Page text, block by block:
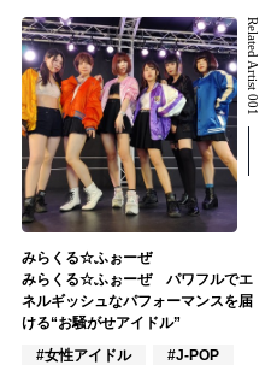
Related Artist 001
みらくる☆ふぉーぜ
みらくる☆ふぉーぜ パワフルでエ
ネルギッシュなパフォーマンスを届
ける“お騒がせアイドル”
#女性アイドル
#J-POP